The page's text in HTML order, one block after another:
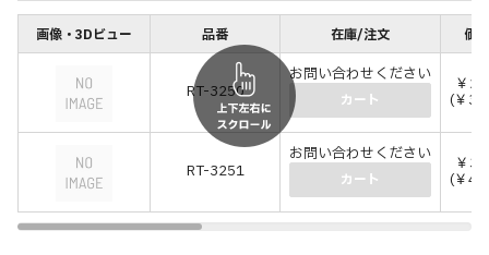
画像・3Dビュー 品番 在庫/注文 価
RT-3250
お問い合わせください
カート
￥
(￥
RT-3251
お問い合わせください
カート
￥
(￥